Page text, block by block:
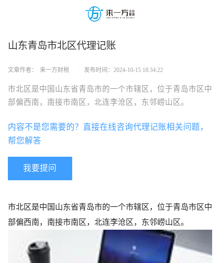
山东青岛市北区代理记账
文章作者： 来一方财税 发布时间：2024-10-15 18:34:22
市北区是中国山东省青岛市的一个市辖区，位于青岛市区中
部偏西南，南接市南区，北连李沧区，东邻崂山区。
我要提问
内容不是您需要的？直接在线咨询代理记账相关问题，
帮您解答
市北区是中国山东省青岛市的一个市辖区，位于青岛市区中
部偏西南，南接市南区，北连李沧区，东邻崂山区。